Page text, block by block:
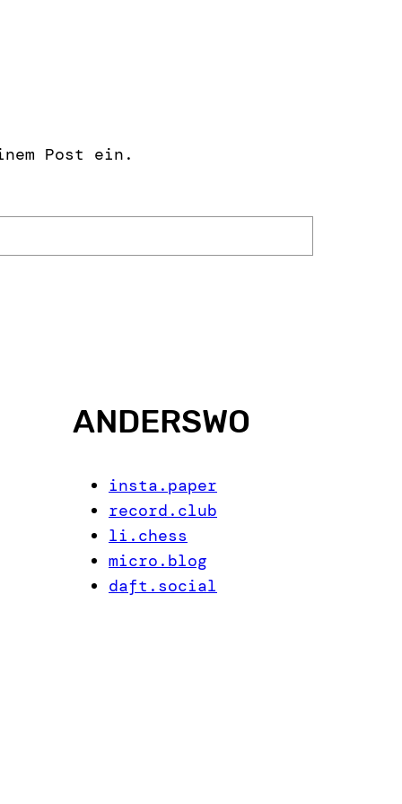
Post ein.
ANDERSWO
insta.paper
record.club
li.chess
micro.blog
daft.social